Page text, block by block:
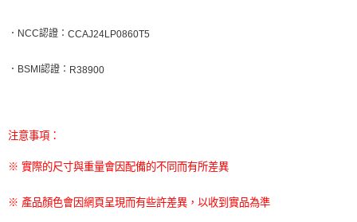
． NCC認證： CCAJ24LP0860T5
． BSMI認證： R38900
注意事項：
※ 實際的尺寸與重量會因配備的不同而有所差異
※ 產品顏色會因網頁呈現而有些許差異，以收到實品為準